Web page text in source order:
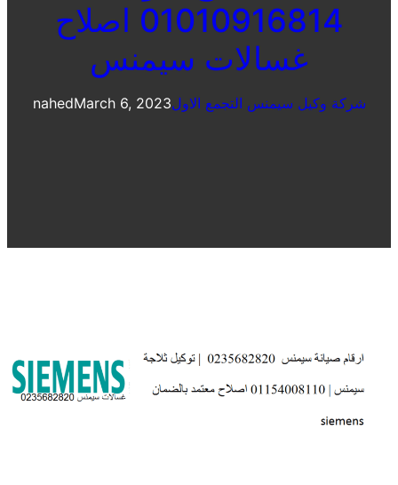
01010916814 اصلاح
غسالات سيمنس
nahedMarch 6, 2023شركة وكيل سيمنس التجمع الاول